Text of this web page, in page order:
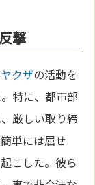
撃
ヤクザの活動を
特に、都市部
厳しい取り締
単には屈せ
こした。彼ら